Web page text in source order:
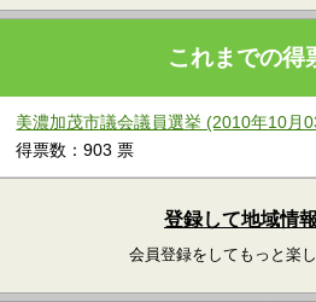
これまでの得
美濃加茂市議会議員選挙 (2010年10月
得票数：903 票
登録して地域情
会員登録をしてもっと楽し